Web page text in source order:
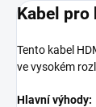
Kabel
Tento kabel
ve vysokém
Hlavní výhody: